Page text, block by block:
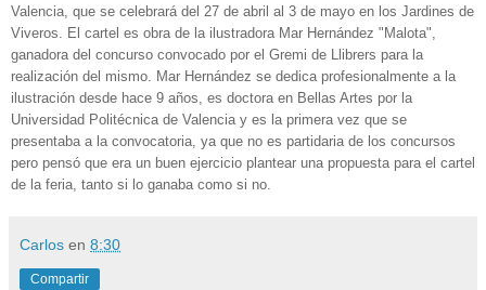
Valencia, que se celebrará del 27 de abril al 3 de mayo en los Jardines de
Viveros. El cartel es obra de la ilustradora Mar Hernández "Malota",
ganadora del concurso convocado por el Gremi de Llibrers para la
realización del mismo. Mar Hernández se dedica profesionalmente a la
ilustración desde hace 9 años, es doctora en Bellas Artes por la
Universidad Politécnica de Valencia y es la primera vez que se
presentaba a la convocatoria, ya que no es partidaria de los concursos
pero pensó que era un buen ejercicio plantear una propuesta para el cartel
de la feria, tanto si lo ganaba como si no.
Carlos en 8:30
Compartir